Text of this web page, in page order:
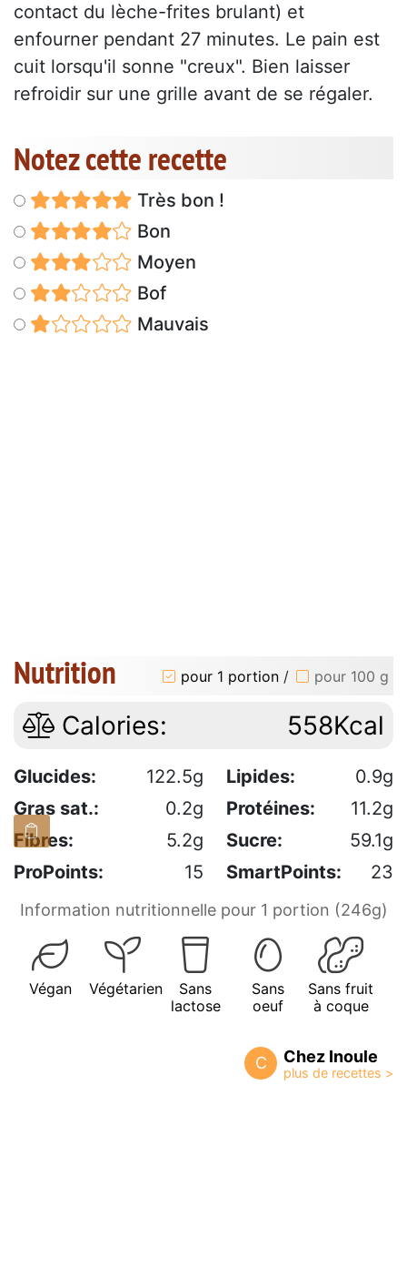
contact du lèche-frites brulant) et
enfourner pendant 27 minutes. Le pain est
cuit lorsqu'il sonne "creux". Bien laisser
refroidir sur une grille avant de se régaler.
Notez cette recette
Très bon !
Bon
Moyen
Bof
Mauvais
Nutrition pour 1 portion / pour 100 g
Calories: 558Kcal
Glucides: 122.5g Lipides:
0.9g
Gras sat.:
0.2g Protéines:
11.2g
Fibres:
5.2g Sucre:
59.1g
ProPoints:
15 SmartPoints: 23
Information nutritionnelle pour 1 portion (246g)
Végan Végétarien
Sans
lactose
Sans
oeuf
Sans fruit
à coque
C Chez Inoule